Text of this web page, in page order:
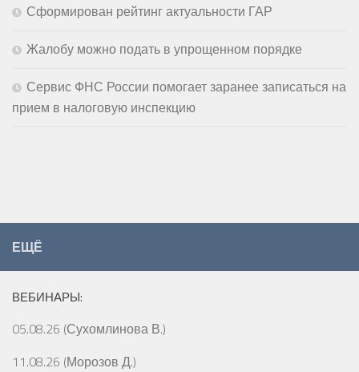
Сформирован рейтинг актуальности ГАР
Жалобу можно подать в упрощенном порядке
Сервис ФНС России помогает заранее записаться на
прием в налоговую инспекцию
ЕЩЁ
ВЕБИНАРЫ:
05.08.26 (Сухомлинова В.)
11.08.26 (Морозов Д.)